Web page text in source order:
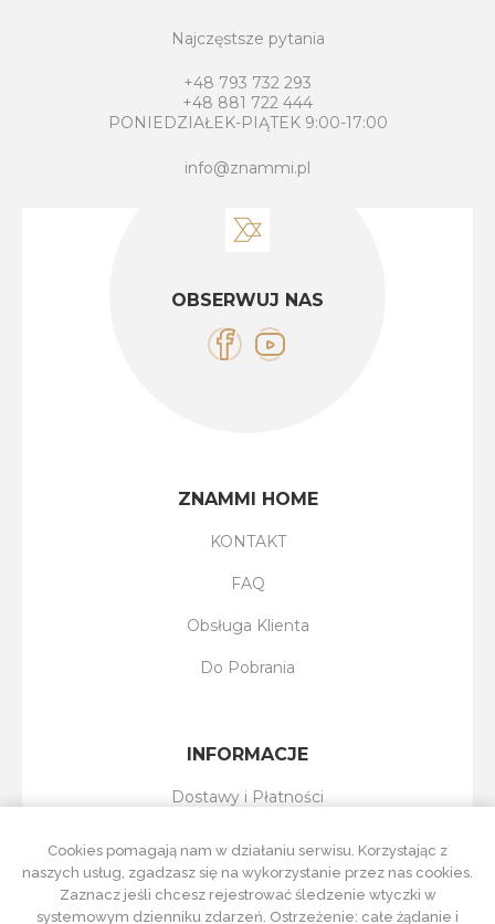
Najczęstsze pytania
+48 793 732 293
+48 881 722 444
PONIEDZIAŁEK-PIĄTEK 9:00-17:00
info@znammi.pl
OBSERWUJ NAS
ZNAMMI HOME
KONTAKT
FAQ
Obsługa Klienta
Do Pobrania
INFORMACJE
Dostawy i Płatności
Regulamin Sklepu
Cookies pomagają nam w działaniu serwisu. Korzystając z
naszych usług, zgadzasz się na wykorzystanie przez nas cookies.
Zaznacz jeśli chcesz rejestrować śledzenie wtyczki w
systemowym dzienniku zdarzeń. Ostrzeżenie: całe żądanie i